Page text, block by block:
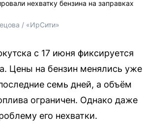
нехватку бензина на заправках
/ «ИрСити»
с 17 июня фиксируется
Цены на бензин менялись уже
семь дней, а объём
ограничен. Однако даже
его нехватки.